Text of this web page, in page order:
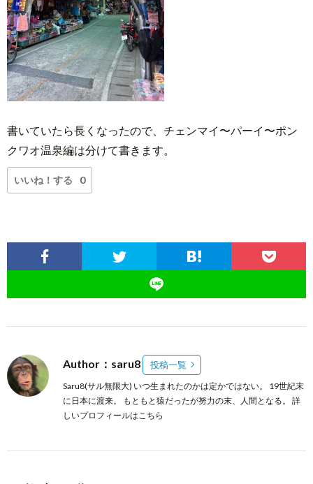
書いていたら長くなったので、チェンマイ〜パーイ〜ポン
クワオ温泉編は分けて書きます。
いいね！する 0
Author：saru8 投稿一覧
Saru8(サル無限大) いつ生まれたのかは定かではない。 19世紀末
に日本に渡来。 もともと猿だったが努力の末、人間となる。 詳
しいプロフィールはこちら